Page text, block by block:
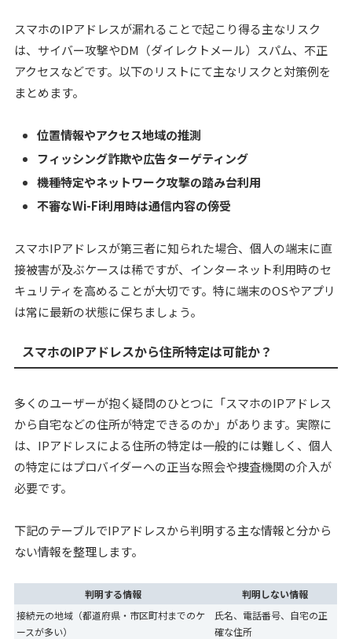
スマホのIPアドレスが漏れることで起こり得る主なリスク
は、サイバー攻撃やDM（ダイレクトメール）スパム、不正
アクセスなどです。以下のリストにて主なリスクと対策例を
まとめます。
位置情報やアクセス地域の推測
フィッシング詐欺や広告ターゲティング
機種特定やネットワーク攻撃の踏み台利用
不審なWi-Fi利用時は通信内容の傍受
スマホIPアドレスが第三者に知られた場合、個人の端末に直
接被害が及ぶケースは稀ですが、インターネット利用時のセ
キュリティを高めることが大切です。特に端末のOSやアプリ
は常に最新の状態に保ちましょう。
スマホのIPアドレスから住所特定は可能か？
多くのユーザーが抱く疑問のひとつに「スマホのIPアドレス
から自宅などの住所が特定できるのか」があります。実際に
は、IPアドレスによる住所の特定は一般的には難しく、個人
の特定にはプロバイダーへの正当な照会や捜査機関の介入が
必要です。
下記のテーブルでIPアドレスから判明する主な情報と分から
ない情報を整理します。
判明する情報
判明しない情報
接続元の地域（都道府県・市区町村までのケ
ースが多い）
氏名、電話番号、自宅の正
確な住所